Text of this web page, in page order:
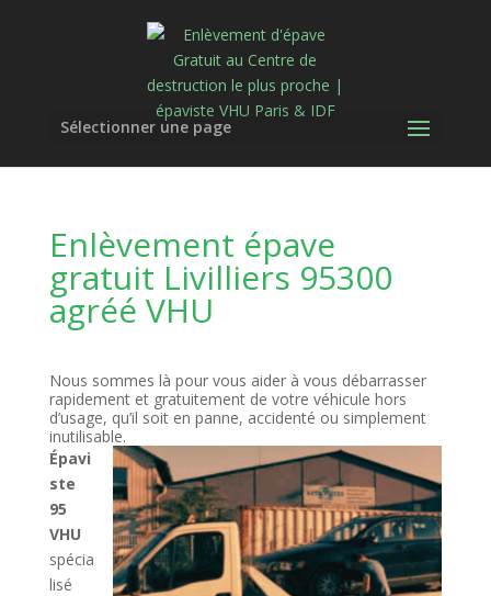
Sélectionner une page
Enlèvement épave
gratuit Livilliers 95300
agréé VHU
Nous sommes là pour vous aider à vous débarrasser
rapidement et gratuitement de votre véhicule hors
d’usage, qu’il soit en panne, accidenté ou simplement
inutilisable.
Épavi
ste
95
VHU
spécia
lisé